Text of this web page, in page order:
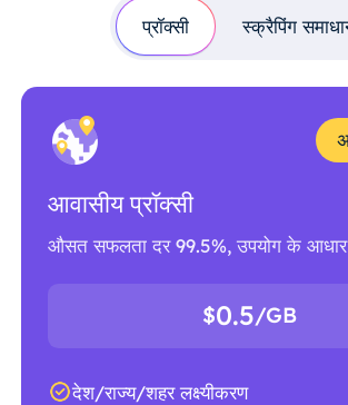
प्रॉक्सी स्क्रैपिंग
आवासीय प्रॉक्सी
औसत सफलता दर 99.5%, उपयोग के आधार
$0.5/GB
देश/राज्य/शहर लक्ष्यीकरण